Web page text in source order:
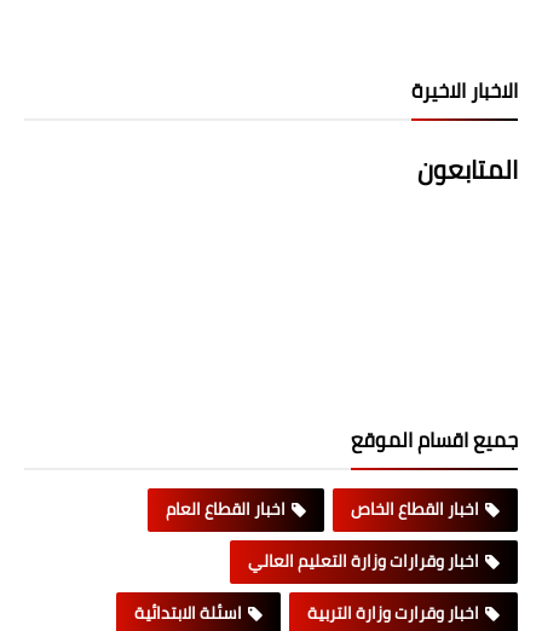
الاخبار الاخيرة
المتابعون
جميع اقسام الموقع
اخبار القطاع الخاص
اخبار القطاع العام
اخبار وقرارات وزارة التعليم العالي
اخبار وقرارت وزارة التربية
اسئلة الابتدائية